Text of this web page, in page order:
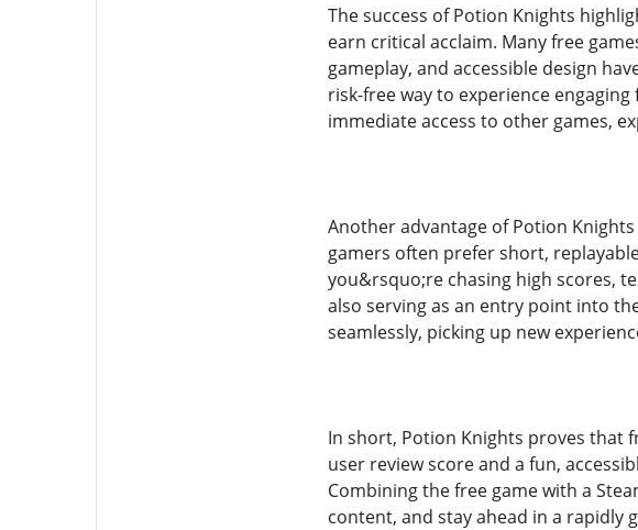
The success of Potion Knights
earn critical acclaim. Many free
gameplay, and accessible design
risk-free way to experience
immediate access to other games,
Another advantage of Potion
gamers often prefer short,
you&rsquo;re chasing high scores,
also serving as an entry point into
seamlessly, picking up new
In short, Potion Knights proves that
user review score and a fun,
Combining the free game with a
content, and stay ahead in a rapidly